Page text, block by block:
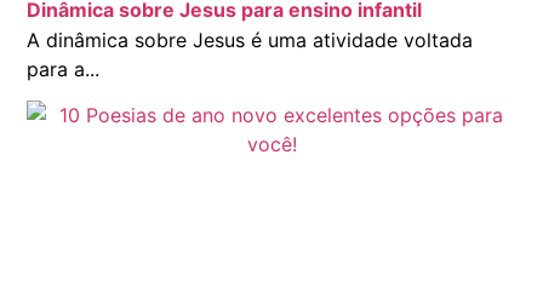
Dinâmica sobre Jesus para ensino infantil
A dinâmica sobre Jesus é uma atividade voltada
para a...